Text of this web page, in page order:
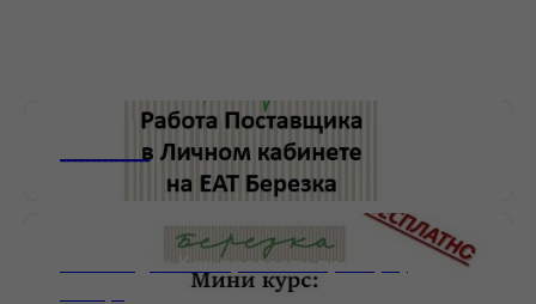
_______________
Мини-курс: Как провести проверку